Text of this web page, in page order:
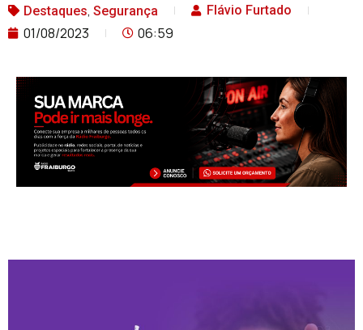
Destaques, Segurança Flávio Furtado
01/08/2023 06:59